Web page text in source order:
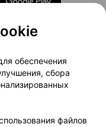
маркетинг
Доставка
обеспечения
сбора
файлов